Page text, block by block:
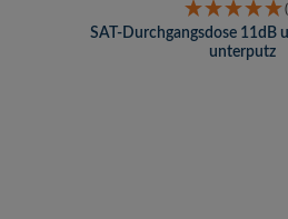
SAT-Durchgangsdose 11dB
unterputz